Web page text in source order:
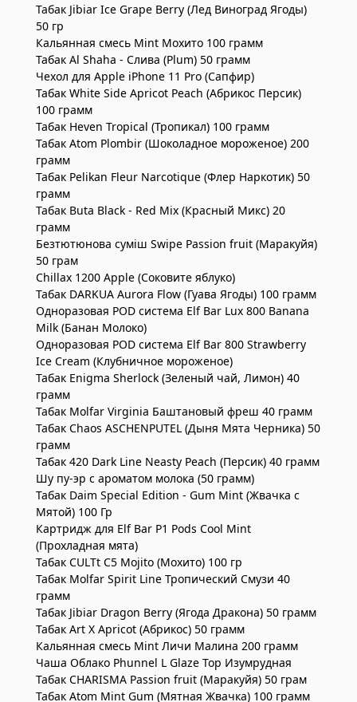
Табак Jibiar Ice Grape Berry (Лед Виноград Ягоды)
50 гр
Кальянная смесь Mint Мохито 100 грамм
Табак Al Shaha - Слива (Plum) 50 грамм
Чехол для Apple iPhone 11 Pro (Сапфир)
Табак White Side Apricot Peach (Абрикос Персик)
100 грамм
Табак Heven Tropical (Тропикал) 100 грамм
Табак Atom Plombir (Шоколадное мороженое) 200
грамм
Табак Pelikan Fleur Narcotique (Флер Наркотик) 50
грамм
Табак Buta Black - Red Mix (Красный Микс) 20
грамм
Безтютюнова суміш Swipe Passion fruit (Маракуйя​)
50 грам
Chillax 1200 Apple (Соковите яблуко)
Табак DARKUA Aurora Flow (Гуава Ягоды) 100 грамм
Одноразовая POD система Elf Bar Lux 800 Banana
Milk (Банан Молоко)
Одноразовая POD система Elf Bar 800 Strawberry
Ice Cream (Клубничное мороженое)
Табак Enigma Sherlock (Зеленый чай, Лимон) 40
грамм
Табак Molfar Virginia Баштановый фреш 40 грамм
Табак Chaos ASCHENPUTEL (Дыня Мята Черника) 50
грамм
Табак 420 Dark Line Neasty Peach (Персик) 40 грамм
Шу пу-эр с ароматом молока (50 грамм)
Табак Daim Special Edition - Gum Mint (Жвачка с
Мятой) 100 Гр
Картридж для Elf Bar P1 Pods Cool Mint
(Прохладная мята)
Табак CULTt C5 Mojito (Мохито) 100 гр
Табак Molfar Spirit Line Тропический Смузи 40
грамм
Табак Jibiar Dragon Berry (Ягода Дракона) 50 грамм
Табак Art X Apricot (Абрикос) 50 грамм
Кальянная смесь Mint Личи Малина 200 грамм
Чаша Облако Phunnel L Glaze Top Изумрудная
Табак CHARISMA Passion fruit (Маракуйя) 50 грам
Табак Atom Mint Gum (Мятная Жвачка) 100 грамм